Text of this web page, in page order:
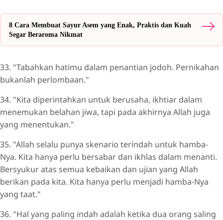
8 Cara Membuat Sayur Asem yang Enak, Praktis dan Kuah
Segar Beraroma Nikmat
33. "Tabahkan hatimu dalam penantian jodoh. Pernikahan
bukanlah perlombaan."
34. "Kita diperintahkan untuk berusaha, ikhtiar dalam
menemukan belahan jiwa, tapi pada akhirnya Allah juga
yang menentukan."
35. "Allah selalu punya skenario terindah untuk hamba-
Nya. Kita hanya perlu bersabar dan ikhlas dalam menanti.
Bersyukur atas semua kebaikan dan ujian yang Allah
berikan pada kita. Kita hanya perlu menjadi hamba-Nya
yang taat."
36. "Hal yang paling indah adalah ketika dua orang saling